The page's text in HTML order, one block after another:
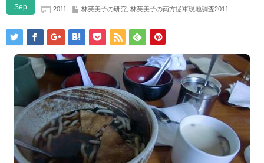
Sep
2011 林芙美子の研究 林芙美子の南方従軍現地調査2011